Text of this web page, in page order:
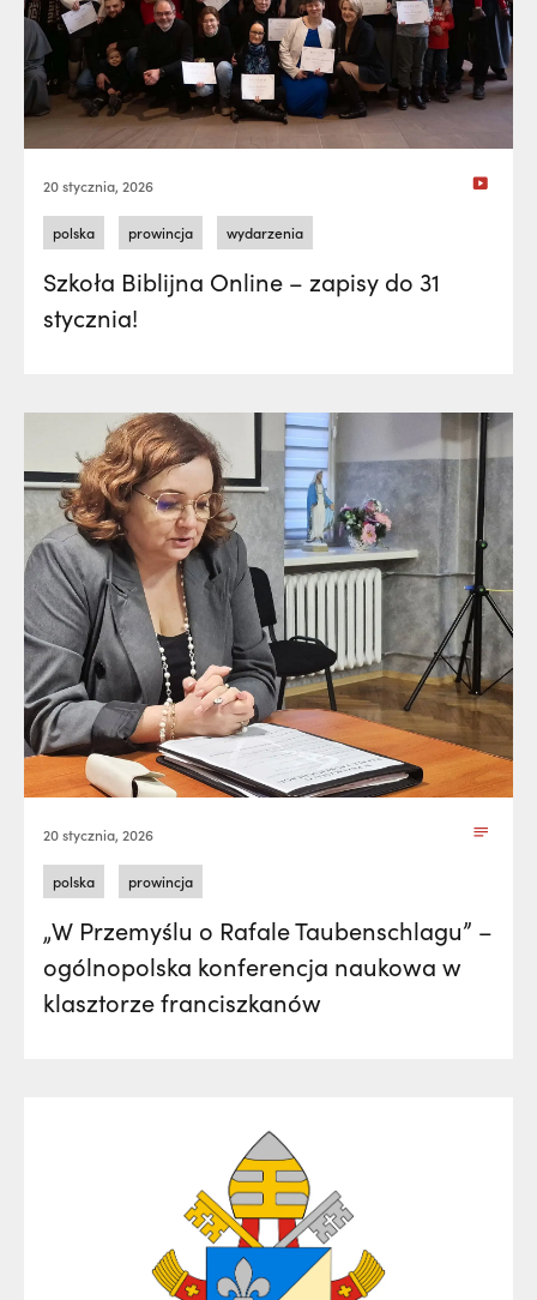
20 stycznia, 2026
polska prowincja wydarzenia
Szkoła Biblijna Online – zapisy do 31
stycznia!
20 stycznia, 2026
polska prowincja
„W Przemyślu o Rafale Taubenschlagu” –
ogólnopolska konferencja naukowa w
klasztorze franciszkanów